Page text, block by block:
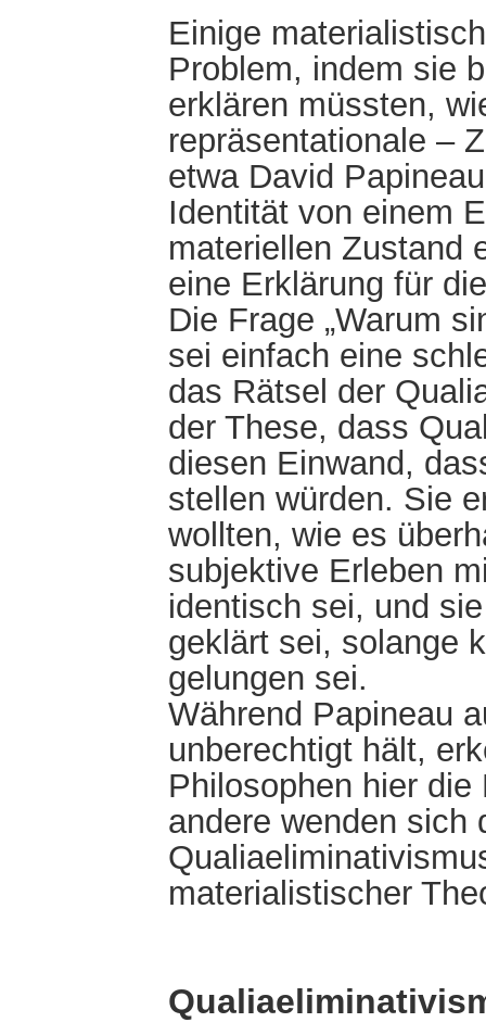
Einige
Problem, indem sie
erklären müssten,
repräsentationale –
etwa David
Identität von einem
materiellen Zustand
eine Erklärung für
Die Frage „Warum
sei einfach eine
das Rätsel der
der These, dass
diesen Einwand,
stellen würden. Sie
wollten, wie es
subjektive Erleben
identisch sei, und
geklärt sei, solange
gelungen sei.
Während Papineau
unberechtigt hält,
Philosophen hier
andere wenden sich
materialistischer